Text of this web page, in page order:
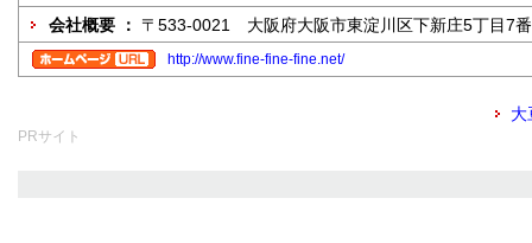
会社概要 ： 〒533-0021 大阪府大阪市東淀川区下新庄5丁目7
http://www.fine-fine-fine.net/
大
PRサイト